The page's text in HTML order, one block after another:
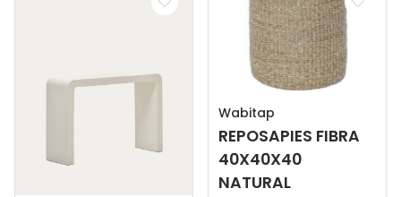
Wabitap
REPOSAPIES FIBRA
40X40X40
NATURAL